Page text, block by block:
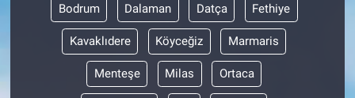
Bodrum Dalaman Datça Fethiye
Kavaklıdere Köyceğiz Marmaris
Menteşe Milas Ortaca